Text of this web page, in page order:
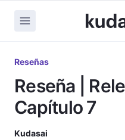
Reseñas
Reseña |
Capítulo 7
Kudasai